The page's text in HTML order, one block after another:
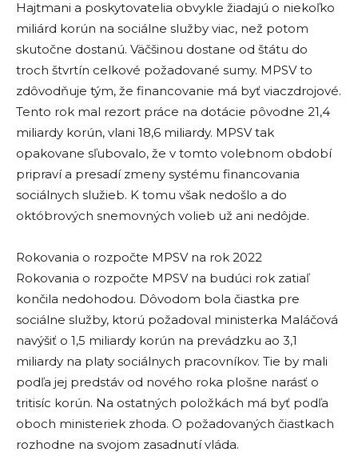
Hajtmani a poskytovatelia obvykle žiadajú o niekoľko
miliárd korún na sociálne služby viac, než potom
skutočne dostanú. Väčšinou dostane od štátu do
troch štvrtín celkové požadované sumy. MPSV to
zdôvodňuje tým, že financovanie má byť viaczdrojové.
Tento rok mal rezort práce na dotácie pôvodne 21,4
miliardy korún, vlani 18,6 miliardy. MPSV tak
opakovane sľubovalo, že v tomto volebnom období
pripraví a presadí zmeny systému financovania
sociálnych služieb. K tomu však nedošlo a do
októbrových snemovných volieb už ani nedôjde.
Rokovania o rozpočte MPSV na rok 2022
Rokovania o rozpočte MPSV na budúci rok zatiaľ
končila nedohodou. Dôvodom bola čiastka pre
sociálne služby, ktorú požadoval ministerka Maláčová
navýšiť o 1,5 miliardy korún na prevádzku ao 3,1
miliardy na platy sociálnych pracovníkov. Tie by mali
podľa jej predstáv od nového roka plošne narásť o
tritisíc korún. Na ostatných položkách má byť podľa
oboch ministeriek zhoda. O požadovaných čiastkach
rozhodne na svojom zasadnutí vláda.